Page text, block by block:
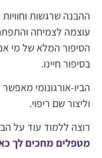
ההבנה שרגשות
עוצמה לצמיחה
הסיפור המלא של מי
בסיפור חיינו.
הביו-אורגונומי מאפשר
וליצור שם ריפוי.
רוצה ללמוד עוד על
מטפלים מחכים לך